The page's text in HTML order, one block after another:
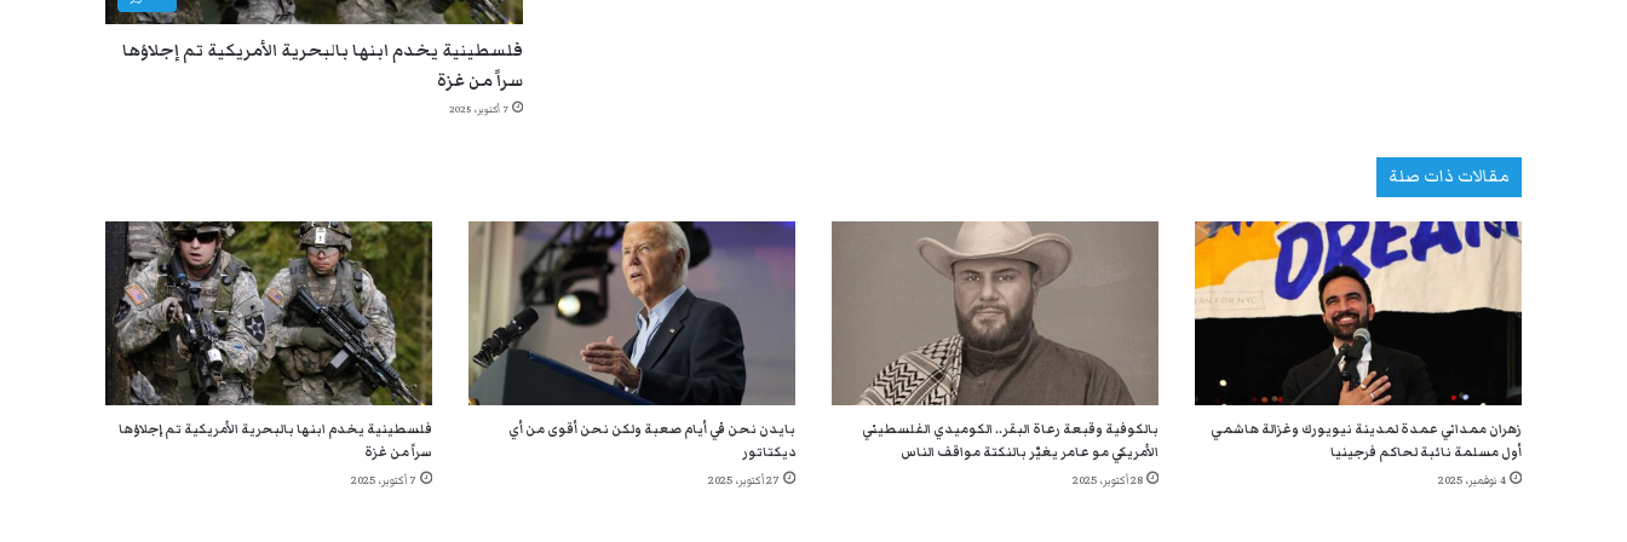
فلسطينية يخدم ابنها بالبحرية الأمريكية تم إجلاؤها
سراً من غزة
7 أكتوبر، 2025
مقالات ذات صلة
زهران ممداني عمدة لمدينة نيويورك وغزالة هاشمي
أول مسلمة نائبة لحاكم فرجينيا
4 نوفمبر، 2025
بالكوفية وقبعة رعاة البقر.. الكوميدي الفلسطيني
الأمريكي مو عامر يغيّر بالنكتة مواقف الناس
28 أكتوبر، 2025
بايدن نحن في أيام صعبة ولكن نحن أقوى من أي
ديكتاتور
27 أكتوبر، 2025
فلسطينية يخدم ابنها بالبحرية الأمريكية تم إجلاؤها
سراً من غزة
7 أكتوبر، 2025